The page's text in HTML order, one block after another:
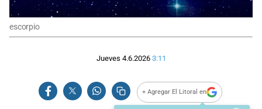
escorpio
Jueves 4.6.2026 3:11
+ Agregar El Litoral en